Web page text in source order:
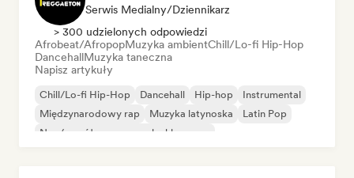
Serwis Medialny/Dziennikarz
> 300 udzielonych odpowiedzi
Afrobeat/AfropopMuzyka ambientChill/Lo-fi Hip-Hop
DancehallMuzyka taneczna
Napisz artykuły
Chill/Lo-fi Hip-Hop Dancehall Hip-hop
Instrumental
Międzynarodowy rap
Muzyka latynoska
Latin Pop
Neo/współczesna muzyka klasyczna